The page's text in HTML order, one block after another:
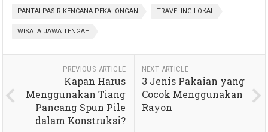
PANTAI PASIR KENCANA PEKALONGAN TRAVELING LOKAL
WISATA JAWA TENGAH
PREVIOUS ARTICLE
Kapan Harus
Menggunakan Tiang
Pancang Spun Pile
dalam Konstruksi?
NEXT ARTICLE
3 Jenis Pakaian yang
Cocok Menggunakan
Rayon